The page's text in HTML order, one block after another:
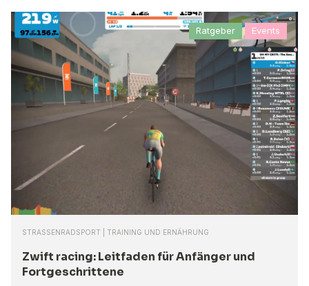
Ratgeber Events
STRASSENRADSPORT | TRAINING UND ERNÄHRUNG
Zwift racing: Leitfaden für Anfänger und
Fortgeschrittene